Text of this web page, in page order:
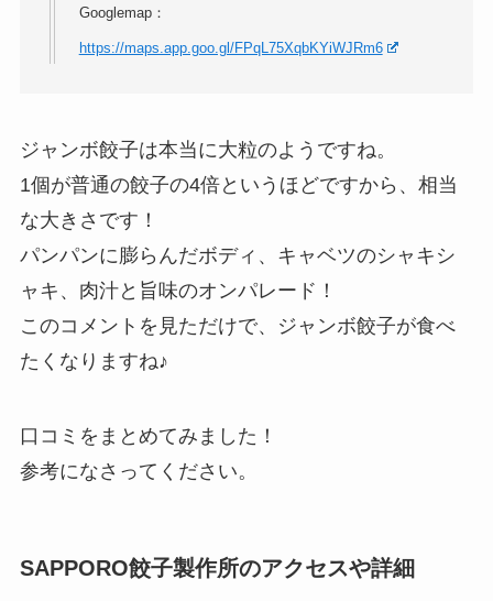
Googlemap：
https://maps.app.goo.gl/FPqL75XqbKYiWJRm6
ジャンボ餃子は本当に大粒のようですね。
1個が普通の餃子の4倍というほどですから、相当
な大きさです！
パンパンに膨らんだボディ、キャベツのシャキシ
ャキ、肉汁と旨味のオンパレード！
このコメントを見ただけで、ジャンボ餃子が食べ
たくなりますね♪
口コミをまとめてみました！
参考になさってください。
SAPPORO餃子製作所のアクセスや詳細